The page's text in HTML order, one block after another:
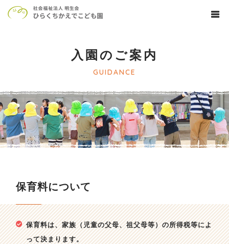
入園のご案内
GUIDANCE
保育料について
保育料は、家族（児童の父母、祖父母等）の所得税等によ
って決まります。